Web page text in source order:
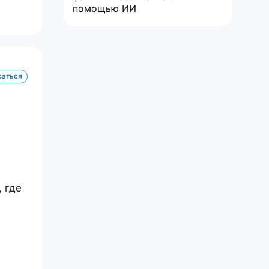
где
помощью ИИ